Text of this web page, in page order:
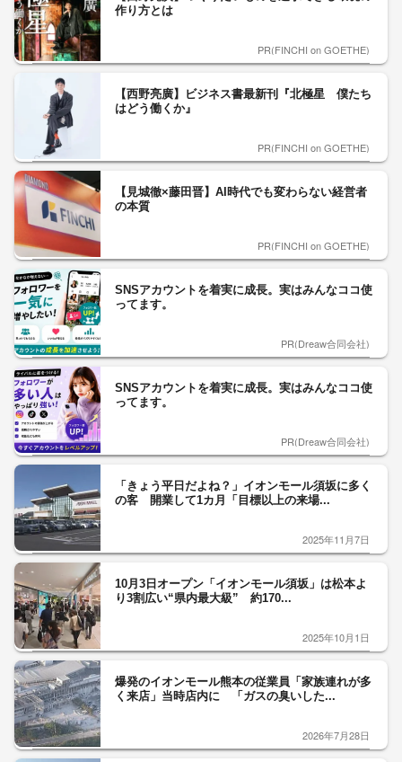
作り方とは
PR(FINCHI on GOETHE)
【西野亮廣】ビジネス書最新刊『北極星 僕たち
はどう働くか』
PR(FINCHI on GOETHE)
【見城徹×藤田晋】AI時代でも変わらない経営者
の本質
PR(FINCHI on GOETHE)
SNSアカウントを着実に成長。実はみんなココ使
ってます。
PR(Dreaw合同会社)
SNSアカウントを着実に成長。実はみんなココ使
ってます。
PR(Dreaw合同会社)
「きょう平日だよね？」イオンモール須坂に多く
の客 開業して1カ月「目標以上の来場...
2025年11月7日
10月3日オープン「イオンモール須坂」は松本よ
り3割広い“県内最大級” 約170...
2025年10月1日
爆発のイオンモール熊本の従業員「家族連れが多
く来店」当時店内に 「ガスの臭いした...
2026年7月28日